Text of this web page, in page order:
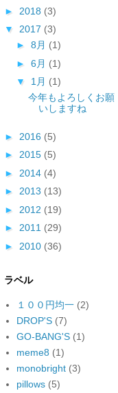
► 2018 (3)
▼ 2017 (3)
► 8月 (1)
► 6月 (1)
▼ 1月 (1)
今年もよろしくお願
いしますね
► 2016 (5)
► 2015 (5)
► 2014 (4)
► 2013 (13)
► 2012 (19)
► 2011 (29)
► 2010 (36)
ラベル
１００円均一 (2)
DROP'S (7)
GO-BANG'S (1)
meme8 (1)
monobright (3)
pillows (5)